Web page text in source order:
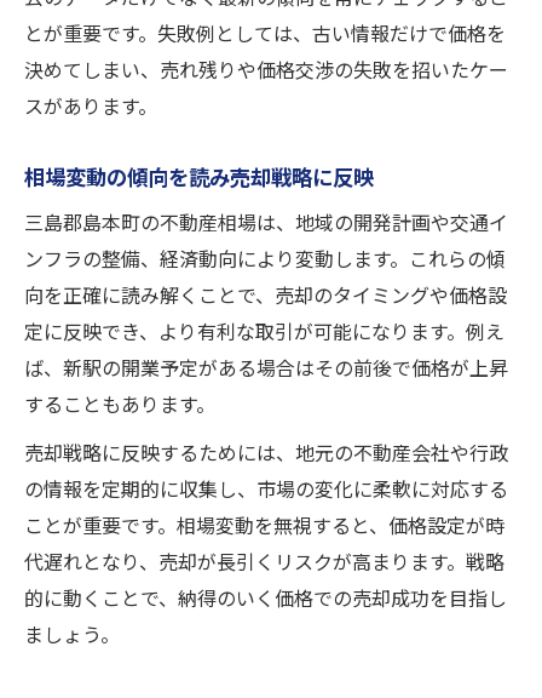
とが重要です。失敗例としては、古い情報だけで価格を
決めてしまい、売れ残りや価格交渉の失敗を招いたケー
スがあります。
相場変動の傾向を読み売却戦略に反映
三島郡島本町の不動産相場は、地域の開発計画や交通イ
ンフラの整備、経済動向により変動します。これらの傾
向を正確に読み解くことで、売却のタイミングや価格設
定に反映でき、より有利な取引が可能になります。例え
ば、新駅の開業予定がある場合はその前後で価格が上昇
することもあります。
売却戦略に反映するためには、地元の不動産会社や行政
の情報を定期的に収集し、市場の変化に柔軟に対応する
ことが重要です。相場変動を無視すると、価格設定が時
代遅れとなり、売却が長引くリスクが高まります。戦略
的に動くことで、納得のいく価格での売却成功を目指し
ましょう。